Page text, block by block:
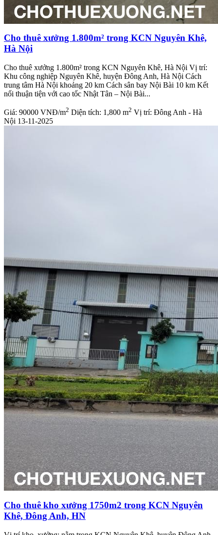
Cho thuê xưởng 1.800m² trong KCN Nguyên Khê,
Hà Nội
Cho thuê xưởng 1.800m² trong KCN Nguyên Khê, Hà Nội Vị trí:
Khu công nghiệp Nguyên Khê, huyện Đông Anh, Hà Nội Cách
trung tâm Hà Nội khoảng 20 km Cách sân bay Nội Bài 10 km Kết
nối thuận tiện với cao tốc Nhật Tân – Nội Bài...
Giá: 90000 VNĐ/m2 Diện tích: 1,800 m2 Vị trí: Đông Anh - Hà
Nội 13-11-2025
Cho thuê kho xưởng 1750m2 trong KCN Nguyên
Khê, Đông Anh, HN